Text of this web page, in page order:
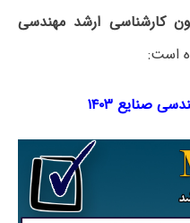
کارشناسی ارشد مهندسی
است:
صنایع ۱۴۰۳